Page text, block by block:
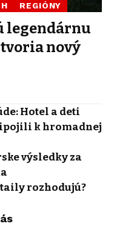
REGIÓNY
legendárnu
nový
Hotel a deti
k hromadnej
výsledky za
rozhodujú?